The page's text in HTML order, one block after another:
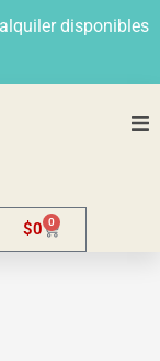
disponibles
$0 0